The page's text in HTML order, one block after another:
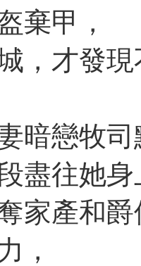
棄甲，
，才發
暗戀牧
盡往她
家產和
，